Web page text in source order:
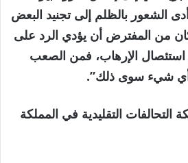
أدى الشعور بالظلم إلى تجنيد البعض
كان من المفترض أن يؤدي الرد على
إلى استئصال الإرهاب، فمن الصعب
أي شيء سوى ذلك”.
التحالفات التقليدية في المملكة